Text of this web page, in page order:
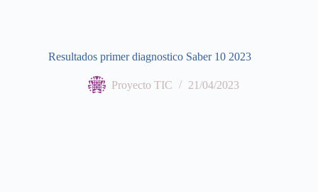
Resultados primer diagnostico Saber 10 2023
Proyecto TIC 21/04/2023